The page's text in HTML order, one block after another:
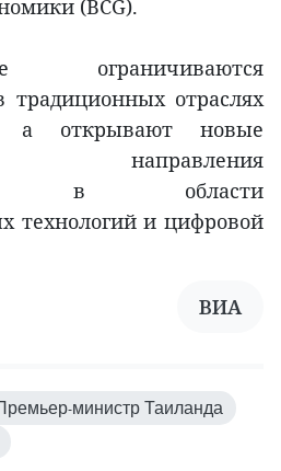
(BCG).
традиционных отраслях
а открывают новые
направления
в области
технологий и цифровой
ВИА
министр Таиланда